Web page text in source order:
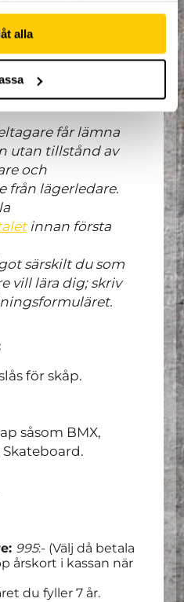
alla
är 50
sker vid första
får lämna
utan tillstånd av
och
från lägerledare.
innan första
särskilt du som
vill lära dig; skriv
för skåp.
såsom BMX,
995:- (Välj då betala
årskort i kassan när
du fyller 7 år.